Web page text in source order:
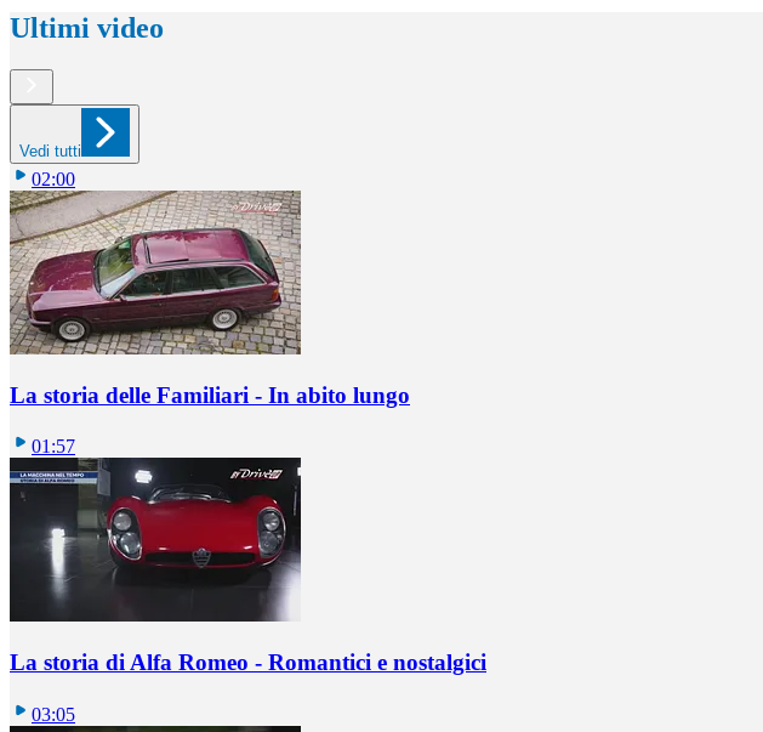
Ultimi video
Vedi tutti
02:00
La storia delle Familiari - In abito lungo
01:57
La storia di Alfa Romeo - Romantici e nostalgici
03:05